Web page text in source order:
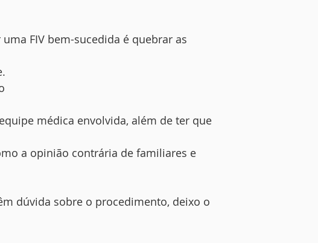
FIV bem-sucedida é quebrar as
médica envolvida, além de ter que
a opinião contrária de familiares e
dúvida sobre o procedimento, deixo o